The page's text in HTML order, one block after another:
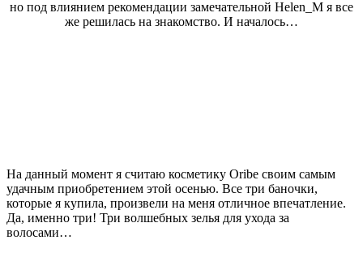
но под влиянием рекомендации замечательной Helen_M я все
же решилась на знакомство. И началось…
На данный момент я считаю косметику Oribe своим самым
удачным приобретением этой осенью. Все три баночки,
которые я купила, произвели на меня отличное впечатление.
Да, именно три! Три волшебных зелья для ухода за
волосами…